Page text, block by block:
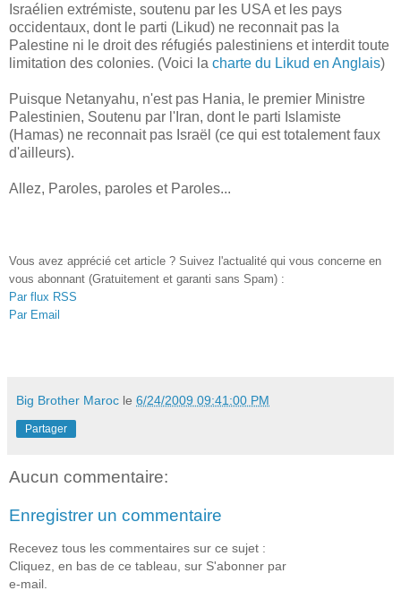
Israélien extrémiste, soutenu par les USA et les pays
occidentaux, dont le parti (Likud) ne reconnait pas la
Palestine ni le droit des réfugiés palestiniens et interdit toute
limitation des colonies. (Voici la charte du Likud en Anglais)
Puisque Netanyahu, n'est pas Hania, le premier Ministre
Palestinien, Soutenu par l'Iran, dont le parti Islamiste
(Hamas) ne reconnait pas Israël (ce qui est totalement faux
d'ailleurs).
Allez, Paroles, paroles et Paroles...
Vous avez apprécié cet article ? Suivez l'actualité qui vous concerne en
vous abonnant (Gratuitement et garanti sans Spam) :
Par flux RSS
Par Email
Big Brother Maroc le 6/24/2009 09:41:00 PM
Partager
Aucun commentaire:
Enregistrer un commentaire
Recevez tous les commentaires sur ce sujet :
Cliquez, en bas de ce tableau, sur S'abonner par
e-mail.